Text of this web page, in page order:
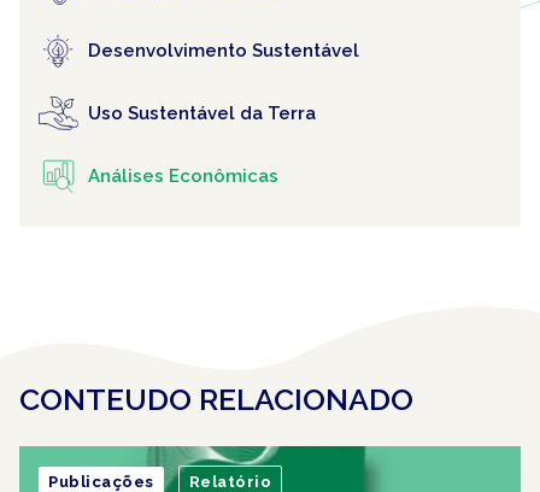
Desenvolvimento Sustentável
Uso Sustentável da Terra
Análises Econômicas
CONTEUDO RELACIONADO
Publicações Relatório